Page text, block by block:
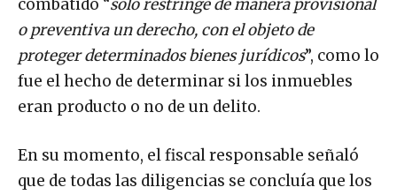
combatido “solo restringe de manera provisional
o preventiva un derecho, con el objeto de
proteger determinados bienes jurídicos”, como lo
fue el hecho de determinar si los inmuebles
eran producto o no de un delito.
En su momento, el fiscal responsable señaló
que de todas las diligencias se concluía que los